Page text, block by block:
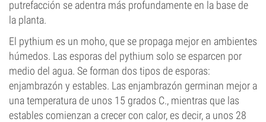
putrefacción se adentra más profundamente en la base de
la planta.
El pythium es un moho, que se propaga mejor en ambientes
húmedos. Las esporas del pythium solo se esparcen por
medio del agua. Se forman dos tipos de esporas:
enjambrazón y estables. Las enjambrazón germinan mejor a
una temperatura de unos 15 grados C., mientras que las
estables comienzan a crecer con calor, es decir, a unos 28